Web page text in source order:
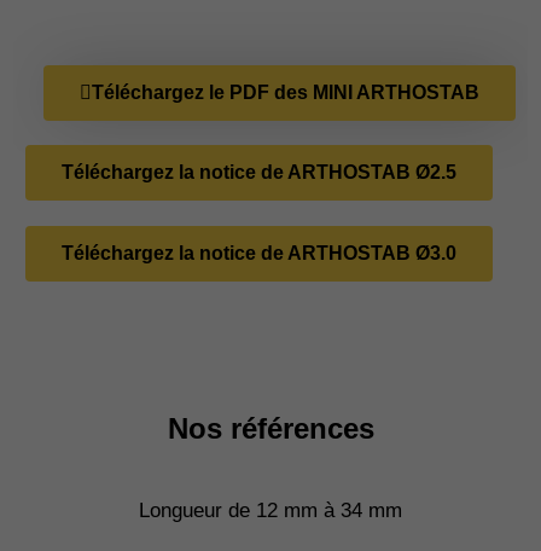
Téléchargez le PDF des MINI ARTHOSTAB
Téléchargez la notice de ARTHOSTAB Ø2.5
Téléchargez la notice de ARTHOSTAB Ø3.0
Nos références
Longueur de 12 mm à 34 mm